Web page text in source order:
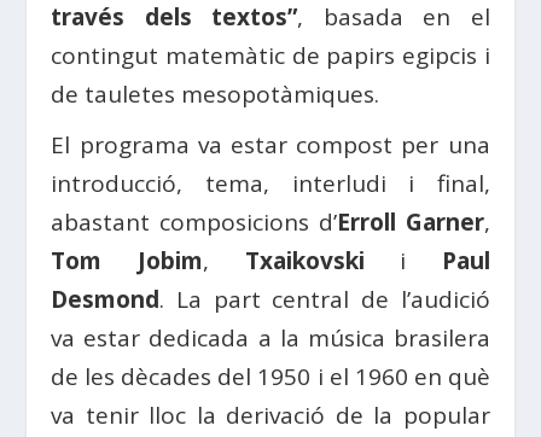
través dels textos”, basada en el
contingut matemàtic de papirs egipcis i
de tauletes mesopotàmiques.
El programa va estar compost per una
introducció, tema, interludi i final,
abastant composicions d’Erroll Garner,
Tom Jobim, Txaikovski i Paul
Desmond. La part central de l’audició
va estar dedicada a la música brasilera
de les dècades del 1950 i el 1960 en què
va tenir lloc la derivació de la popular